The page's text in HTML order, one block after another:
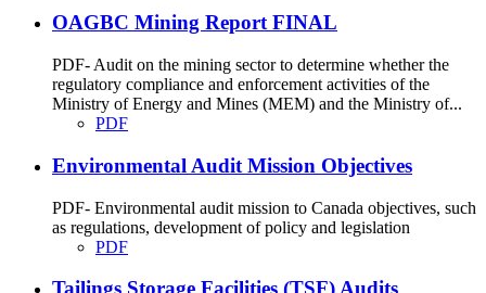
OAGBC Mining Report FINAL
PDF- Audit on the mining sector to determine whether the
regulatory compliance and enforcement activities of the
Ministry of Energy and Mines (MEM) and the Ministry of...
PDF
Environmental Audit Mission Objectives
PDF- Environmental audit mission to Canada objectives, such
as regulations, development of policy and legislation
PDF
Tailings Storage Facilities (TSF) Audits